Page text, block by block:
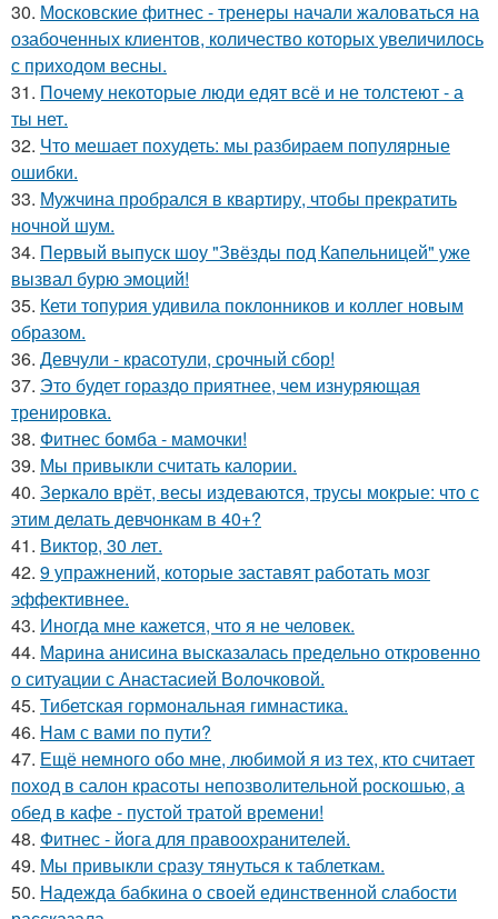
30. Московские фитнес - тренеры начали жаловаться на
озабоченных клиентов, количество которых увеличилось
с приходом весны.
31. Почему некоторые люди едят всё и не толстеют - а
ты нет.
32. Что мешает похудеть: мы разбираем популярные
ошибки.
33. Мужчина пробрался в квартиру, чтобы прекратить
ночной шум.
34. Первый выпуск шоу "Звёзды под Капельницей" уже
вызвал бурю эмоций!
35. Кети топурия удивила поклонников и коллег новым
образом.
36. Девчули - красотули, срочный сбор!
37. Это будет гораздо приятнее, чем изнуряющая
тренировка.
38. Фитнес бомба - мамочки!
39. Мы привыкли считать калории.
40. Зеркало врёт, весы издеваются, трусы мокрые: что с
этим делать девчонкам в 40+?
41. Виктор, 30 лет.
42. 9 упражнений, которые заставят работать мозг
эффективнее.
43. Иногда мне кажется, что я не человек.
44. Марина анисина высказалась предельно откровенно
о ситуации с Анастасией Волочковой.
45. Тибетская гормональная гимнастика.
46. Нам с вами по пути?
47. Ещё немного обо мне, любимой я из тех, кто считает
поход в салон красоты непозволительной роскошью, а
обед в кафе - пустой тратой времени!
48. Фитнес - йога для правоохранителей.
49. Мы привыкли сразу тянуться к таблеткам.
50. Надежда бабкина о своей единственной слабости